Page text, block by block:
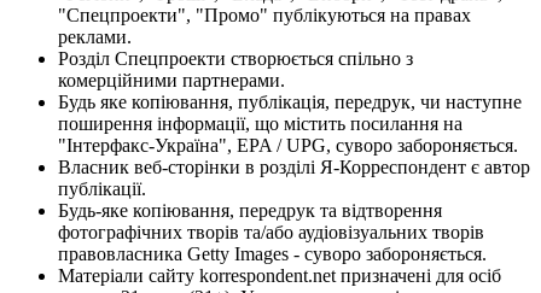
"Спецпроекти", "Промо" публікуються на правах
реклами.
Розділ Спецпроекти створюється спільно з
комерційними партнерами.
Будь яке копіювання, публікація, передрук, чи наступне
поширення інформації, що містить посилання на
"Інтерфакс-Україна", EPA / UPG, суворо забороняється.
Власник веб-сторінки в розділі Я-Корреспондент є автор
публікації.
Будь-яке копіювання, передрук та відтворення
фотографічних творів та/або аудіовізуальних творів
правовласника Getty Images - суворо забороняється.
Матеріали сайту korrespondent.net призначені для осіб